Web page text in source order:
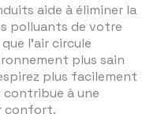
aide à éliminer la
polluants de votre
l'air circule
plus sain
plus facilement
contribue à une
confort.